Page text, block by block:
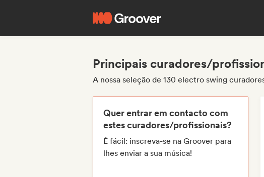
Principais curadores/
A nossa seleção de 130 electro swing
Quer entrar em contacto com
estes curadores/profissionais?
É fácil: inscreva-se na Groover para
lhes enviar a sua música!